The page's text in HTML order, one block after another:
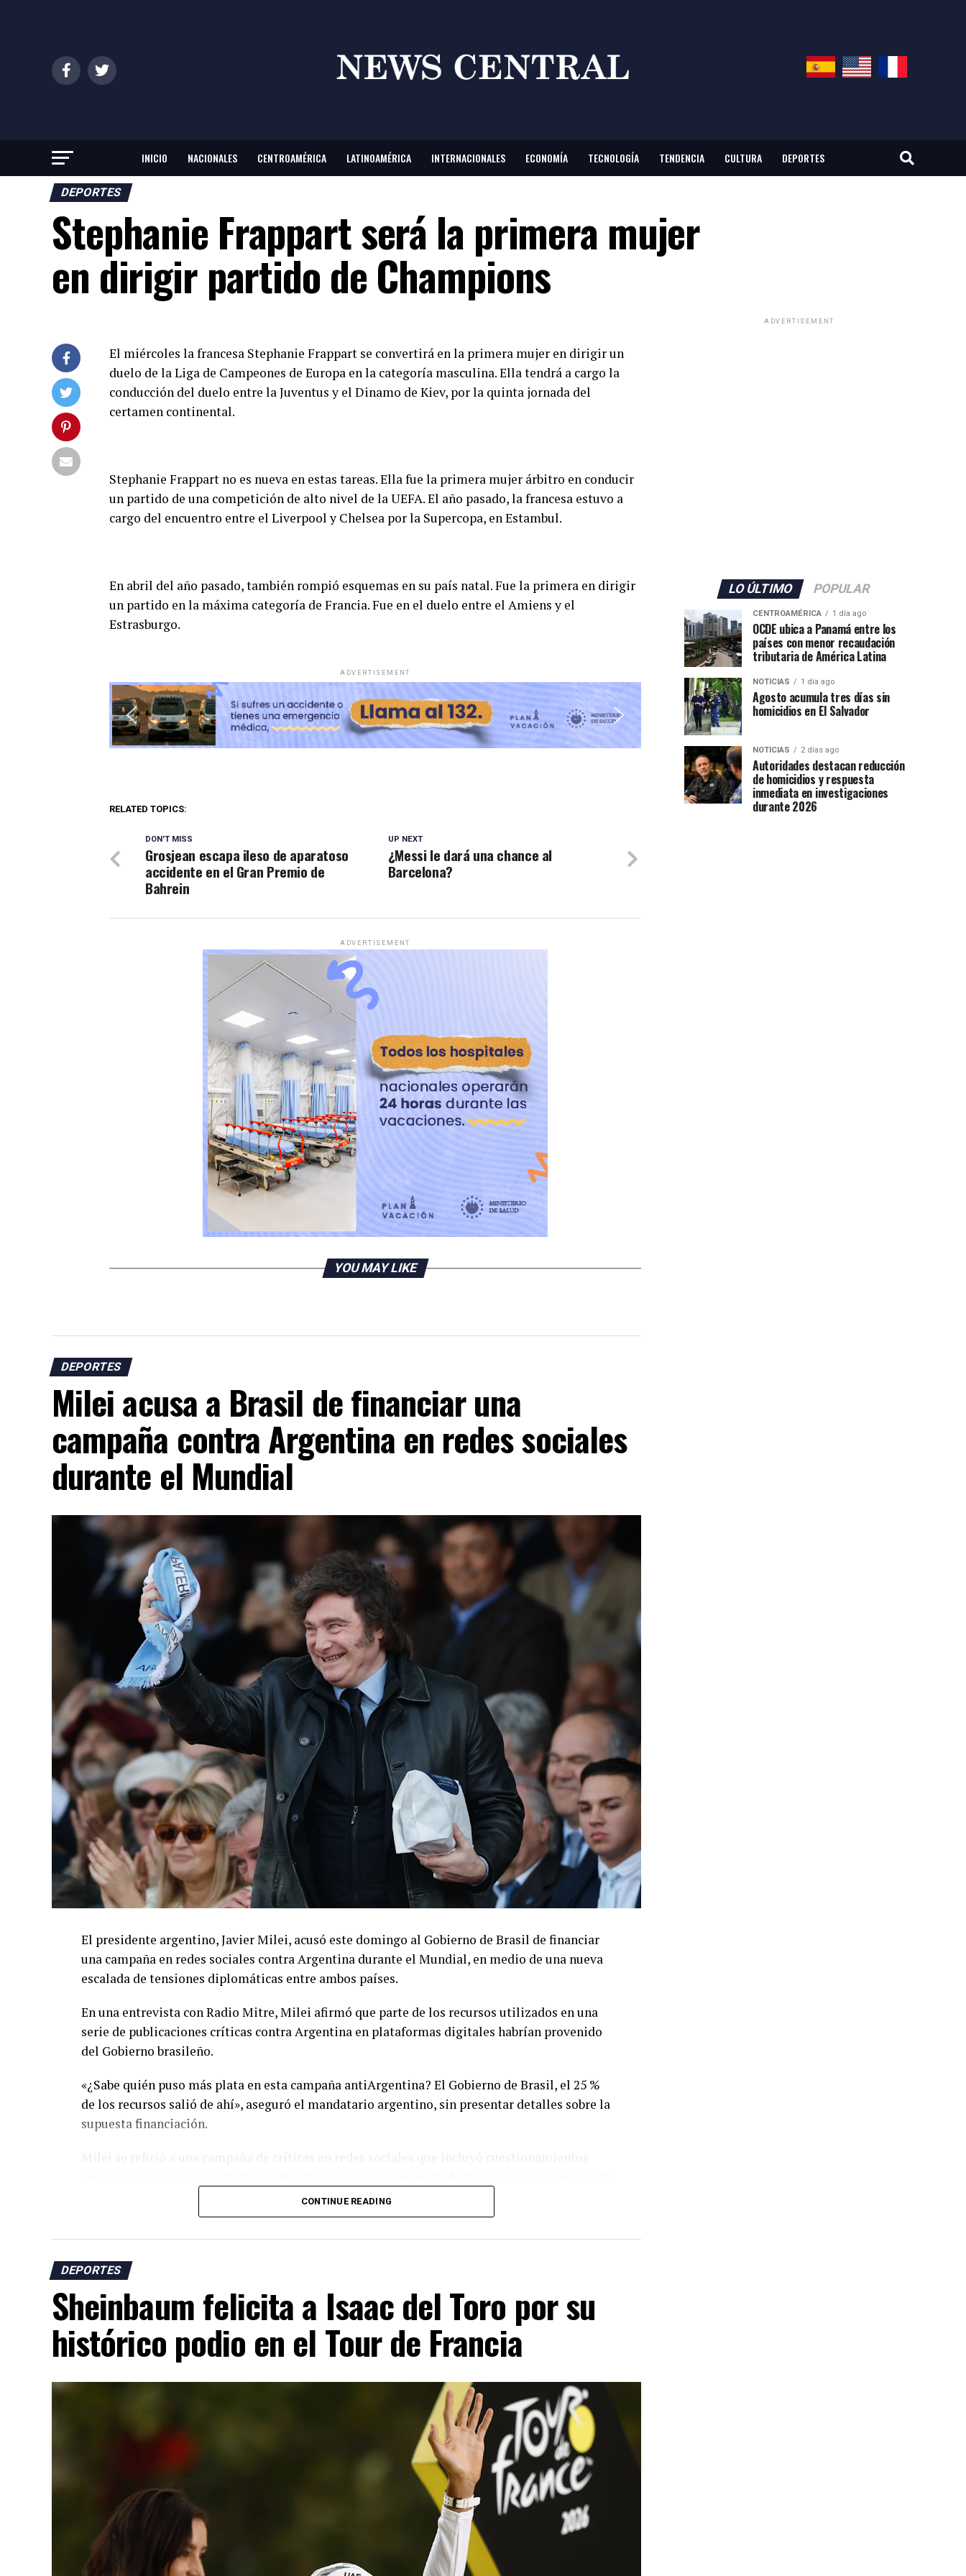
INICIO NACIONALES CENTROAMÉRICA LATINOAMÉRICA INTERNACIONALES ECONOMÍA TECNOLOGÍA TENDENCIA CULTURA DEPORTES
DEPORTES
Stephanie Frappart será la primera mujer
en dirigir partido de Champions
El miércoles la francesa Stephanie Frappart se convertirá en la primera mujer en dirigir un
duelo de la Liga de Campeones de Europa en la categoría masculina. Ella tendrá a cargo la
conducción del duelo entre la Juventus y el Dinamo de Kiev, por la quinta jornada del
certamen continental.
Stephanie Frappart no es nueva en estas tareas. Ella fue la primera mujer árbitro en conducir
un partido de una competición de alto nivel de la UEFA. El año pasado, la francesa estuvo a
cargo del encuentro entre el Liverpool y Chelsea por la Supercopa, en Estambul.
En abril del año pasado, también rompió esquemas en su país natal. Fue la primera en dirigir
un partido en la máxima categoría de Francia. Fue en el duelo entre el Amiens y el
Estrasburgo.
ADVERTISEMENT
RELATED TOPICS:
UP NEXT
¿Messi le dará una chance al
Barcelona?
DON'T MISS
Grosjean escapa ileso de aparatoso
accidente en el Gran Premio de
Bahrein
ADVERTISEMENT
YOU MAY LIKE
DEPORTES
Milei acusa a Brasil de financiar una
campaña contra Argentina en redes sociales
durante el Mundial
El presidente argentino, Javier Milei, acusó este domingo al Gobierno de Brasil de financiar
una campaña en redes sociales contra Argentina durante el Mundial, en medio de una nueva
escalada de tensiones diplomáticas entre ambos países.
En una entrevista con Radio Mitre, Milei afirmó que parte de los recursos utilizados en una
serie de publicaciones críticas contra Argentina en plataformas digitales habrían provenido
del Gobierno brasileño.
«¿Sabe quién puso más plata en esta campaña antiArgentina? El Gobierno de Brasil, el 25 %
de los recursos salió de ahí», aseguró el mandatario argentino, sin presentar detalles sobre la
supuesta financiación.
selección argentina y acusaciones sobre presuntas actitudes racistas en el país
Argentina en la defensa de nuevas políticas económicas y libertarias en la región.
ADVERTISEMENT
«Hoy Argentina es un emblema de la libertad, por eso todo el ataque mediático que hubo,
porque estamos siendo el faro de Occidente», afirmó.
Las declaraciones se produjeron horas después de que la Cancillería brasileña convocara a
consultas a su embajador en Argentina, Julio Bitelli, debido a los comentarios realizados por
Milei contra el presidente brasileño, Luiz Inácio Lula da Silva.
CONTINUE READING
DEPORTES
Sheinbaum felicita a Isaac del Toro por su
histórico podio en el Tour de Francia
ADVERTISEMENT
LO ÚLTIMO POPULAR
CENTROAMÉRICA 1 día ago
OCDE ubica a Panamá entre los
países con menor recaudación
tributaria de América Latina
NOTICIAS 1 día ago
Agosto acumula tres días sin
homicidios en El Salvador
NOTICIAS 2 días ago
Autoridades destacan reducción
de homicidios y respuesta
inmediata en investigaciones
durante 2026